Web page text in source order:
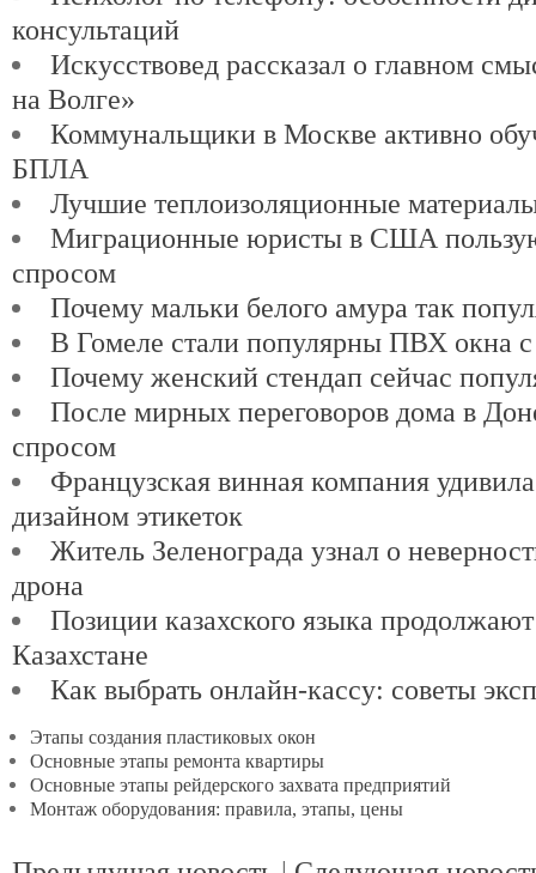
консультаций
Искусствовед рассказал о главном
на Волге»
Коммунальщики в Москве активно
БПЛА
Лучшие теплоизоляционные
Миграционные юристы в США
спросом
Почему мальки белого амура так
В Гомеле стали популярны ПВХ окна с
Почему женский стендап сейчас
После мирных переговоров дома в
спросом
Французская винная компания
дизайном этикеток
Житель Зеленограда узнал о
дрона
Позиции казахского языка
Казахстане
Как выбрать онлайн-кассу: советы
Этапы создания пластиковых окон
Основные этапы ремонта квартиры
Основные этапы рейдерского захвата предприятий
Монтаж оборудования: правила, этапы, цены